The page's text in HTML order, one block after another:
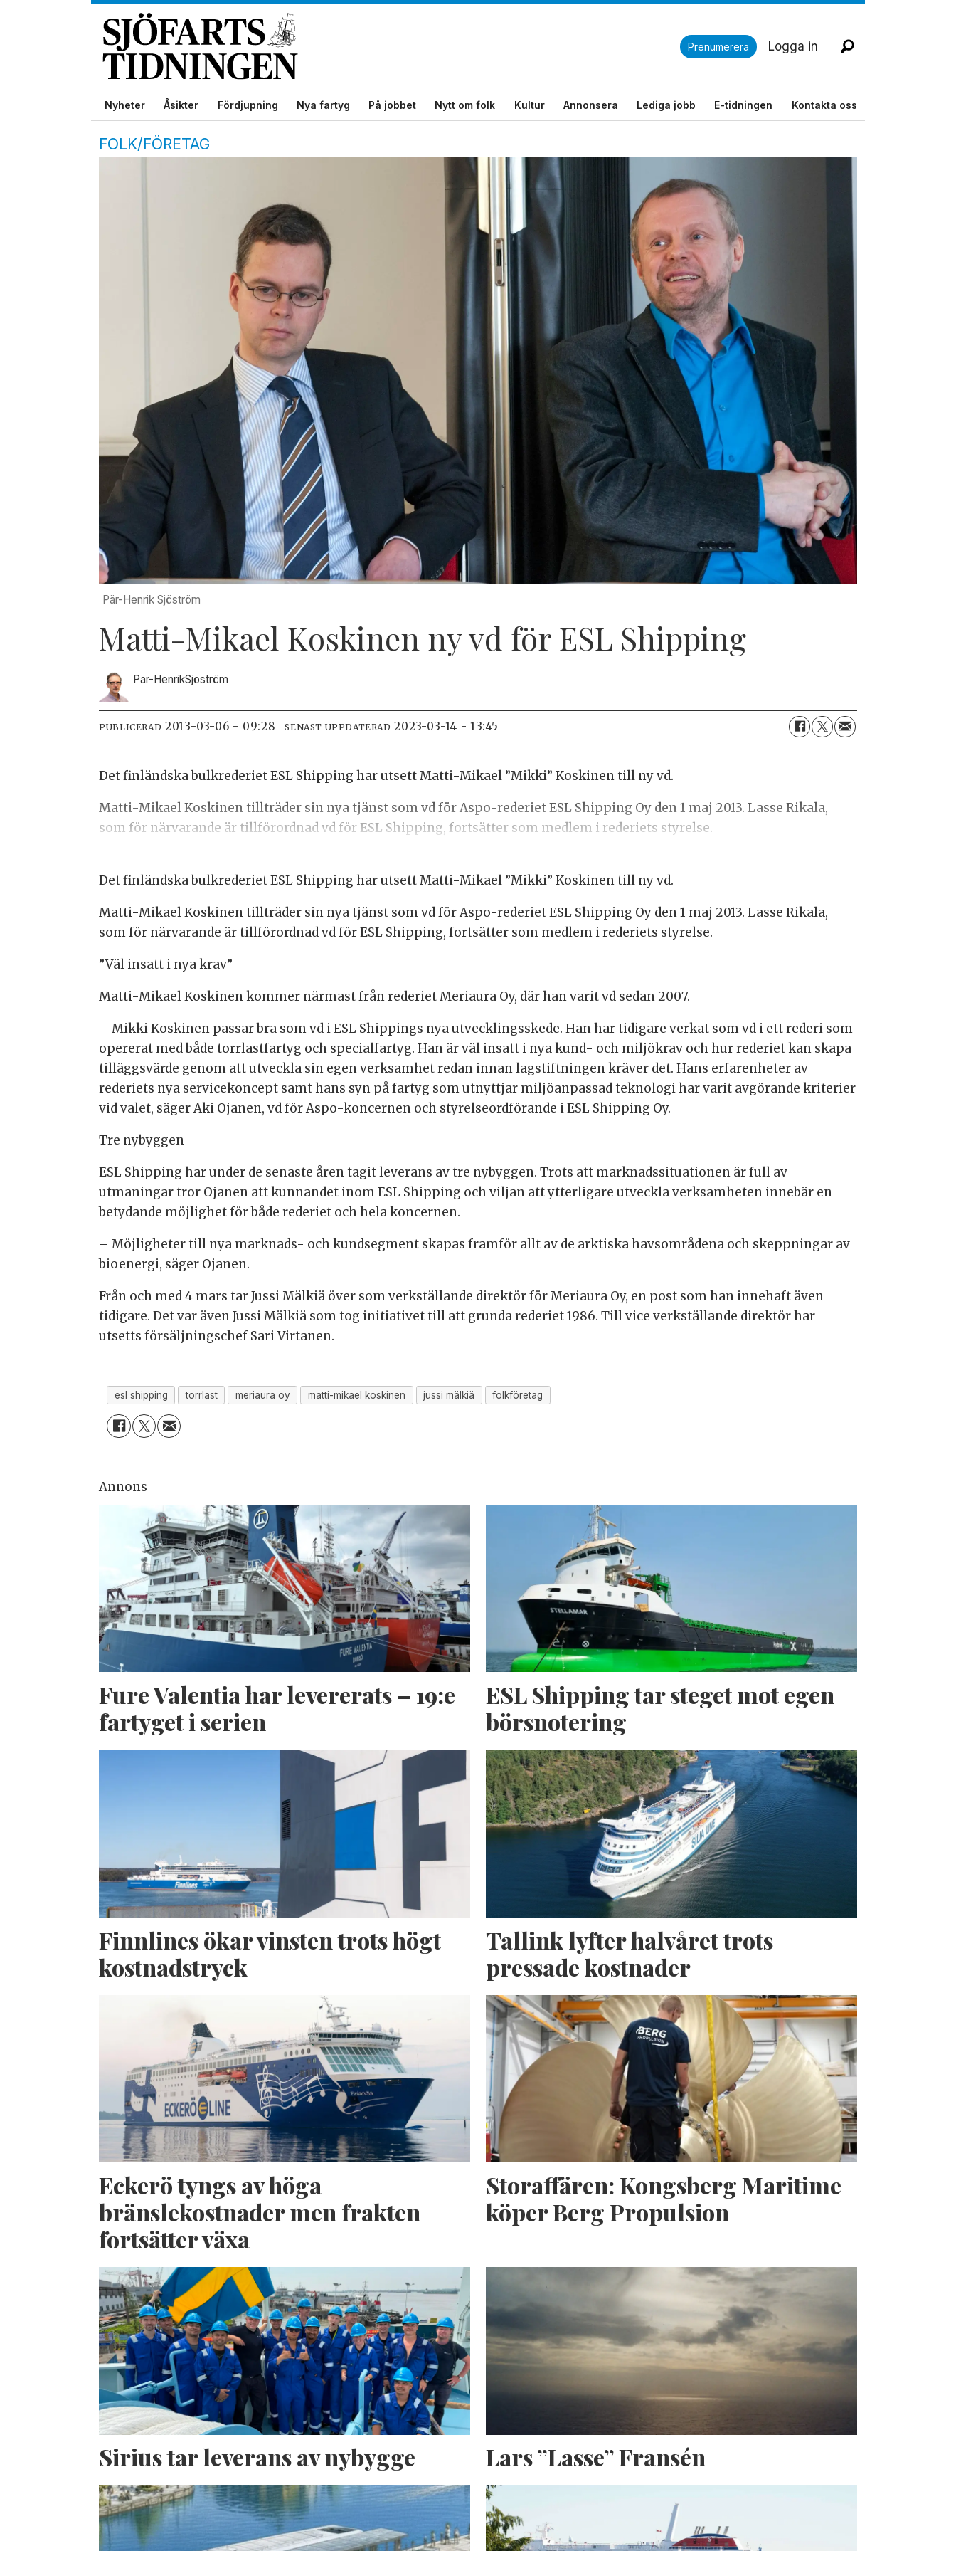
Prenumerera Logga in
Nyheter Åsikter Fördjupning Nya fartyg På jobbet Nytt om folk Kultur Annonsera Lediga jobb E-tidningen Kontakta oss
FOLK/FÖRETAG
Pär-Henrik Sjöström
Matti-Mikael Koskinen ny vd för ESL Shipping
Pär-HenrikSjöström
PUBLICERAD 2013-03-06 - 09:28 SENAST UPPDATERAD 2023-03-14 - 13:45
Det finländska bulkrederiet ESL Shipping har utsett Matti-Mikael ”Mikki” Koskinen till ny vd.
Matti-Mikael Koskinen tillträder sin nya tjänst som vd för Aspo-rederiet ESL Shipping Oy den 1 maj 2013. Lasse Rikala,
som för närvarande är tillförordnad vd för ESL Shipping, fortsätter som medlem i rederiets styrelse.
Det finländska bulkrederiet ESL Shipping har utsett Matti-Mikael ”Mikki” Koskinen till ny vd.
Matti-Mikael Koskinen tillträder sin nya tjänst som vd för Aspo-rederiet ESL Shipping Oy den 1 maj 2013. Lasse Rikala,
som för närvarande är tillförordnad vd för ESL Shipping, fortsätter som medlem i rederiets styrelse.
”Väl insatt i nya krav”
Matti-Mikael Koskinen kommer närmast från rederiet Meriaura Oy, där han varit vd sedan 2007.
– Mikki Koskinen passar bra som vd i ESL Shippings nya utvecklingsskede. Han har tidigare verkat som vd i ett rederi som
opererat med både torrlastfartyg och specialfartyg. Han är väl insatt i nya kund- och miljökrav och hur rederiet kan skapa
tilläggsvärde genom att utveckla sin egen verksamhet redan innan lagstiftningen kräver det. Hans erfarenheter av
rederiets nya servicekoncept samt hans syn på fartyg som utnyttjar miljöanpassad teknologi har varit avgörande kriterier
vid valet, säger Aki Ojanen, vd för Aspo-koncernen och styrelseordförande i ESL Shipping Oy.
Tre nybyggen
ESL Shipping har under de senaste åren tagit leverans av tre nybyggen. Trots att marknadssituationen är full av
utmaningar tror Ojanen att kunnandet inom ESL Shipping och viljan att ytterligare utveckla verksamheten innebär en
betydande möjlighet för både rederiet och hela koncernen.
– Möjligheter till nya marknads- och kundsegment skapas framför allt av de arktiska havsområdena och skeppningar av
bioenergi, säger Ojanen.
Från och med 4 mars tar Jussi Mälkiä över som verkställande direktör för Meriaura Oy, en post som han innehaft även
tidigare. Det var även Jussi Mälkiä som tog initiativet till att grunda rederiet 1986. Till vice verkställande direktör har
utsetts försäljningschef Sari Virtanen.
esl shipping torrlast meriaura oy matti-mikael koskinen jussi mälkiä folkföretag
Annons
Fure Valentia har levererats – 19:e
fartyget i serien
ESL Shipping tar steget mot egen
börsnotering
Finnlines ökar vinsten trots högt
kostnadstryck
Tallink lyfter halvåret trots
pressade kostnader
Eckerö tyngs av höga
bränslekostnader men frakten
fortsätter växa
Storaffären: Kongsberg Maritime
köper Berg Propulsion
Sirius tar leverans av nybygge Lars ”Lasse” Fransén